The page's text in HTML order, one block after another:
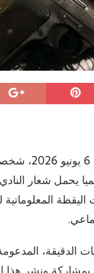
أوقفت مصالح
يحمل شعار
الدقيقة،